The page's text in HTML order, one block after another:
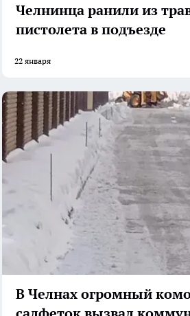
Челнинца ранили из
пистолета в подъезде
22 января
В Челнах огромный